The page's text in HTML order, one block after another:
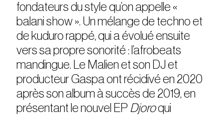
fondateurs du style qu’on appelle «
balani show ». Un mélange de techno et
de kuduro rappé, qui a évolué ensuite
vers sa propre sonorité : l’afrobeats
mandingue. Le Malien et son DJ et
producteur Gaspa ont récidivé en 2020
après son album à succès de 2019, en
présentant le nouvel EP Djoroqui